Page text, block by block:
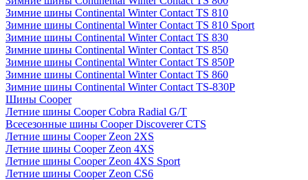
Зимние шины Continental Winter Contact TS 810
Зимние шины Continental Winter Contact TS 810 Sport
Зимние шины Continental Winter Contact TS 830
Зимние шины Continental Winter Contact TS 850
Зимние шины Continental Winter Contact TS 850P
Зимние шины Continental Winter Contact TS 860
Зимние шины Continental Winter Contact TS-830P
Шины Cooper
Летние шины Cooper Cobra Radial G/T
Всесезонные шины Cooper Discoverer CTS
Летние шины Cooper Zeon 2XS
Летние шины Cooper Zeon 4XS
Летние шины Cooper Zeon 4XS Sport
Летние шины Cooper Zeon CS6